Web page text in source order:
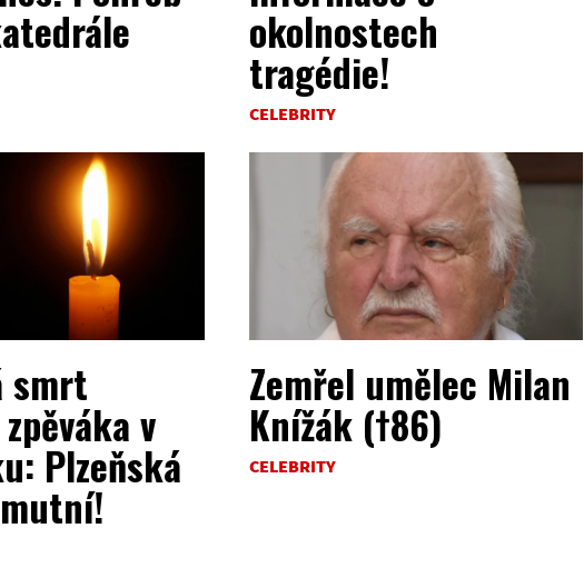
okolnostech
tragédie!
CELEBRITY
smrt
v
Plzeňská
Zemřel umělec Milan
Knížák (†86)
CELEBRITY